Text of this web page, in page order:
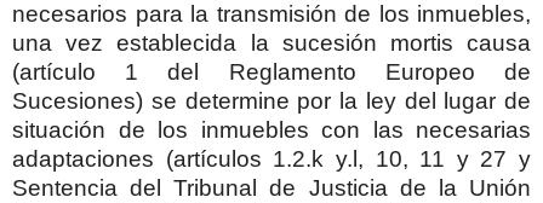
necesarios para la transmisión de los inmuebles,
una vez establecida la sucesión mortis causa
(artículo 1 del Reglamento Europeo de
Sucesiones) se determine por la ley del lugar de
situación de los inmuebles con las necesarias
adaptaciones (artículos 1.2.k y.l, 10, 11 y 27 y
Sentencia del Tribunal de Justicia de la Unión